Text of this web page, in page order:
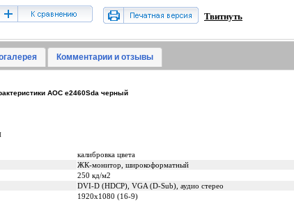
Твитнуть
Комментарии и отзывы
AOC e2460Sda черный
калибровка цвета
ЖК-монитор, широкоформатный
250 кд/м2
DVI-D (HDCP), VGA (D-Sub), аудио стерео
1920x1080 (16-9)